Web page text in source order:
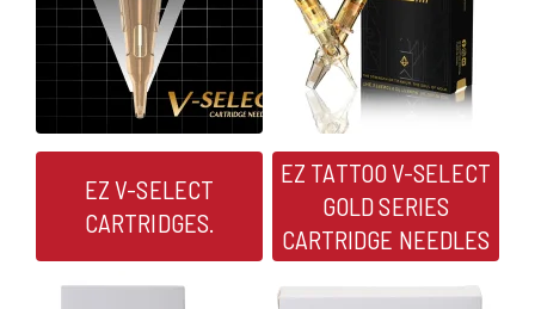
EZ V-SELECT
CARTRIDGES.
EZ TATTOO V-SELECT
GOLD SERIES
CARTRIDGE NEEDLES